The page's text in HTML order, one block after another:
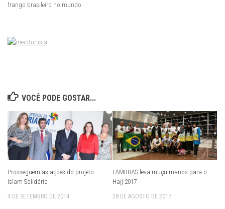
frango brasileiro no mundo.
VOCÊ PODE GOSTAR...
Prosseguem as ações do projeto
Islam Solidário
4 DE SETEMBRO DE 2014
FAMBRAS leva muçulmanos para o
Hajj 2017
28 DE AGOSTO DE 2017